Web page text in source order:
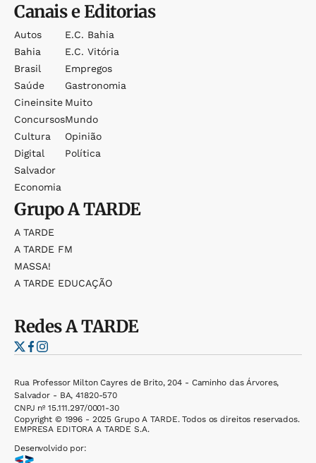
Canais e Editorias
Autos
Bahia
Brasil
Saúde
Cineinsite
Concursos
Cultura
Digital
Salvador
Economia
E.c. Bahia
E.c. Vitória
Empregos
Gastronomia
Muito
Mundo
Opinião
Política
GrupoA TARDE
A TARDE
A TARDE FM
MASSA!
A TARDE EDUCAÇÃO
RedesA TARDE
Rua Professor Milton Cayres de Brito, 204 - Caminho das Árvores,
Salvador - BA, 41820-570
CNPJ nº 15.111.297/0001-30
Copyright © 1996 - 2025 Grupo A TARDE. Todos os direitos reservados.
EMPRESA EDITORA A TARDE S.A.
Desenvolvido por: